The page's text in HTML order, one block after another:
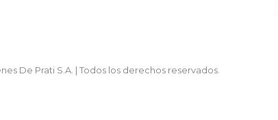
De Prati S.A. | Todos los derechos reservados.